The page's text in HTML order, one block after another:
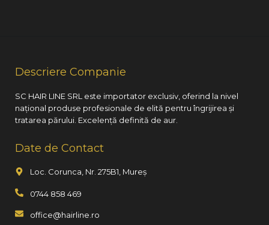
Descriere Companie
SC HAIR LINE SRL este importator exclusiv, oferind la nivel
național produse profesionale de elită pentru îngrijirea și
tratarea părului. Excelență definită de aur.
Date de Contact
Loc. Corunca, Nr. 275B1, Mureș
0744 858 469
office@hairline.ro